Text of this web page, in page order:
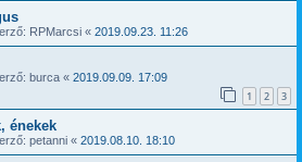
RPMarcsi « 2019.09.23. 11:26
burca « 2019.09.09. 17:09
1 2 3
énekek
petanni « 2019.08.10. 18:10